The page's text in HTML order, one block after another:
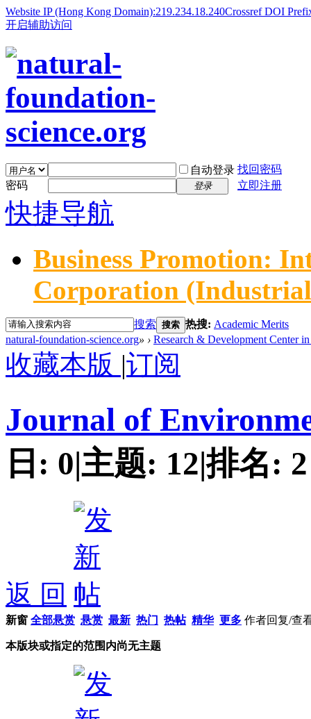
Website IP (Hong Kong Domain):219.234.18.240Crossref DOI
开启辅助访问
自动登录 找回密码
密码
登录 立即注册
快捷导航
Business Promotion:
Corporation
搜索 搜索 热搜: Academic Merits
natural-foundation-science.org» › Research & Development Center
收藏本版 |订阅
Journal of
日: 0|主题: 12|排名: 2
返 回
新窗 全部悬赏 悬赏 最新 热门 热帖 精华 更多 作者回复/查
本版块或指定的范围内尚无主题